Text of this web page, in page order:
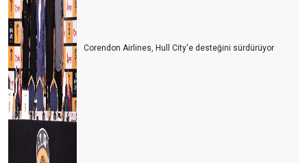
BALON TURLARININ YENİ ROTASI PAMUKKALE
UNESCO BU YIL TÜRKİYE’Yİ PAS GEÇTİ
ÇOCUKLU AİLELERDE HER ÜÇ KİŞİDEN BİRİ ‘TÜRKİYE’ DEDİ
ÖRENYERİ ÜCRETLERİNDE EVDEKİ HESAP ÇARŞIYA UYMADI
2025 YILINDA ZAM YAPILMAYACAK
TURİST FABRİKASI: ÇİN
FRANSA 100 MİLYON TURİSTLE REKOR KIRDI
Corendon Airlines, Hull City'e desteğini sürdürüyor